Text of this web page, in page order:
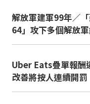
解放軍建軍99年／
64」攻下多個解放
Uber Eats疊單報酬
改善將按人連續開罰